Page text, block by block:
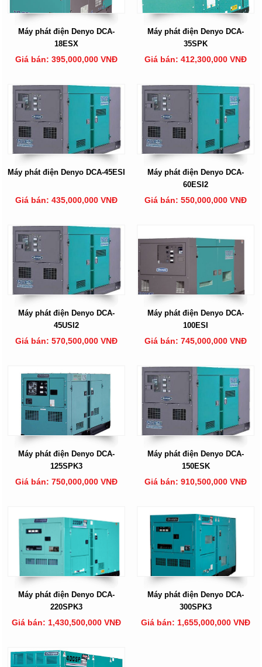
Máy phát điện Denyo DCA-
18ESX
Giá bán: 395,000,000 VNĐ
Máy phát điện Denyo DCA-
35SPK
Giá bán: 412,300,000 VNĐ
Máy phát điện Denyo DCA-45ESI
Giá bán: 435,000,000 VNĐ
Máy phát điện Denyo DCA-
60ESI2
Giá bán: 550,000,000 VNĐ
Máy phát điện Denyo DCA-
45USI2
Giá bán: 570,500,000 VNĐ
Máy phát điện Denyo DCA-
100ESI
Giá bán: 745,000,000 VNĐ
Máy phát điện Denyo DCA-
125SPK3
Giá bán: 750,000,000 VNĐ
Máy phát điện Denyo DCA-
150ESK
Giá bán: 910,500,000 VNĐ
Máy phát điện Denyo DCA-
220SPK3
Giá bán: 1,430,500,000 VNĐ
Máy phát điện Denyo DCA-
300SPK3
Giá bán: 1,655,000,000 VNĐ